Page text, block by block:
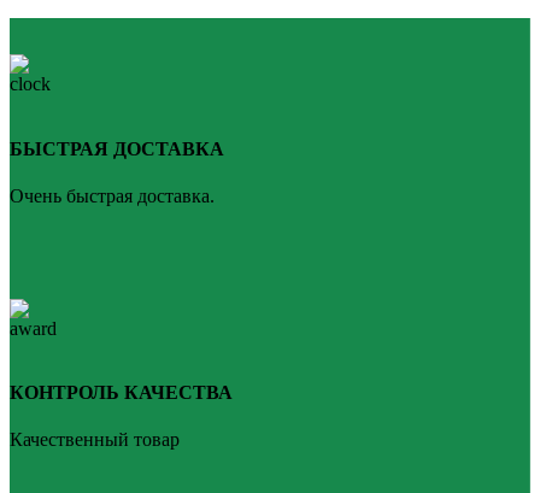
БЫСТРАЯ ДОСТАВКА
Очень быстрая доставка.
КОНТРОЛЬ КАЧЕСТВА
Качественный товар